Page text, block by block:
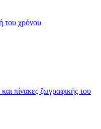
του χρόνου
πίνακες ζωγραφικής του